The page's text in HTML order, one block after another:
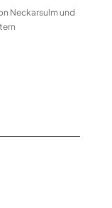
Neckarsulm und